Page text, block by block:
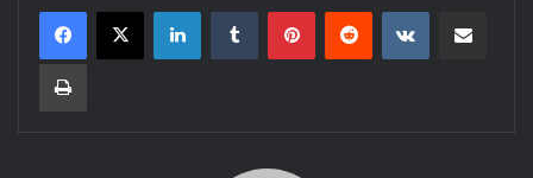
LinkedInTumblr PinterestReddit VKontakte
Print